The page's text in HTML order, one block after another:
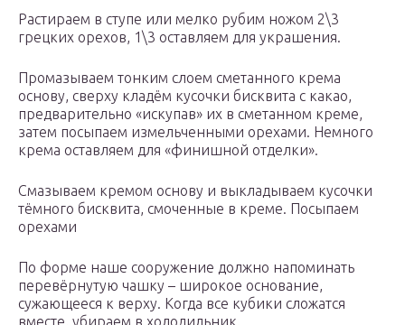
Растираем в ступе или мелко рубим ножом 2\3
грецких орехов, 1\3 оставляем для украшения.
Промазываем тонким слоем сметанного крема
основу, сверху кладём кусочки бисквита с какао,
предварительно «искупав» их в сметанном креме,
затем посыпаем измельченными орехами. Немного
крема оставляем для «финишной отделки».
Смазываем кремом основу и выкладываем кусочки
тёмного бисквита, смоченные в креме. Посыпаем
орехами
По форме наше сооружение должно напоминать
перевёрнутую чашку – широкое основание,
сужающееся к верху. Когда все кубики сложатся
вместе, убираем в холодильник.